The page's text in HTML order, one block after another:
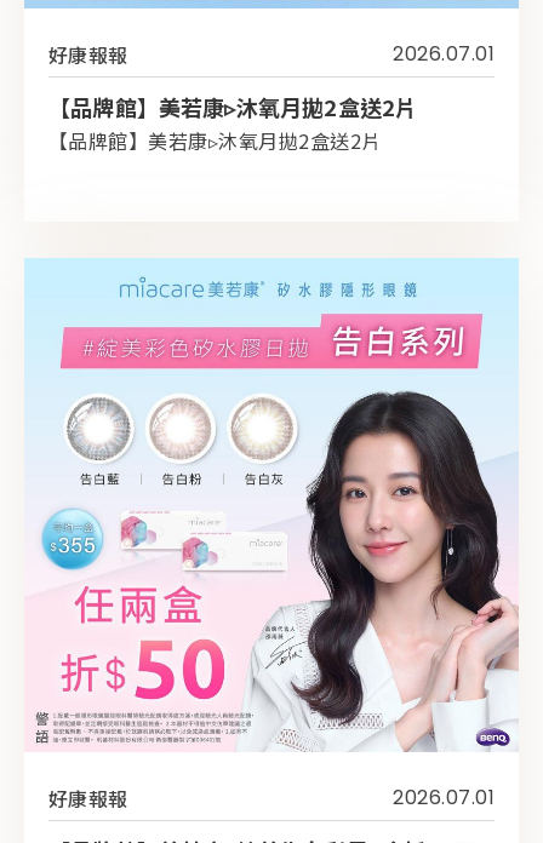
好康報報 2026.07.01
【品牌館】美若康▹沐氧月拋2盒送2片
【品牌館】美若康▹沐氧月拋2盒送2片
好康報報 2026.07.01